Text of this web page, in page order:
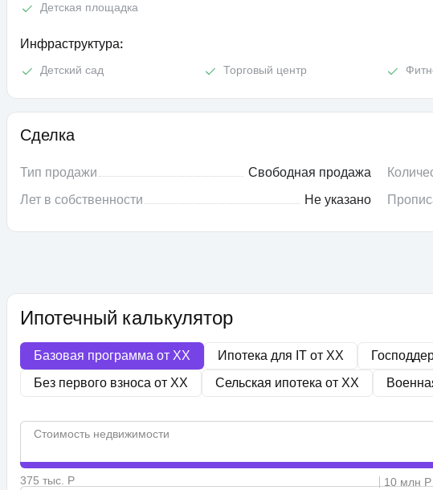
Детская площадка
Инфраструктура:
Детский сад Торговый центр
Сделка
Тип продажи
Свободная продажа
Лет в собственности
Не указано
Ипотечный калькулятор
Базовая программа от XX Ипотека для IT от XX
Без первого взноса от XX Сельская ипотека от XX
Стоимость недвижимости
375 тыс. Р 10 млн Р